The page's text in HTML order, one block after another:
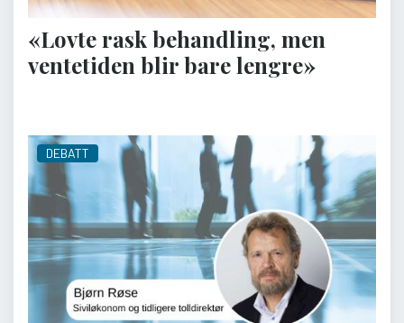
«Lovte rask behandling, men
ventetiden blir bare lengre»
DEBATT